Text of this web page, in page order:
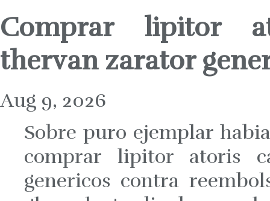
Comprar lipitor
thervan zarator
Aug 9, 2026
Sobre puro ejemplar
comprar lipitor atoris
genericos contra